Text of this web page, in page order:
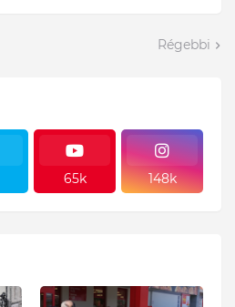
Régebbi
65k 148k